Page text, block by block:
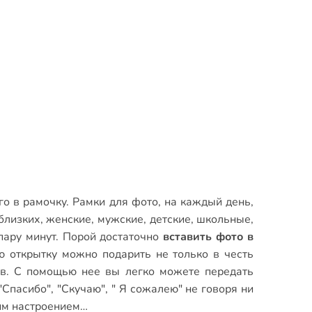
в рамочку. Рамки для фото, на каждый день,
,женские, мужские, детские, школьные,
минут. Порой достаточно вставить фото в
можно подарить не только в честь
С помощью нее вы легко можете передать
"Скучаю", " Я сожалею" не говоря ни
настроением…